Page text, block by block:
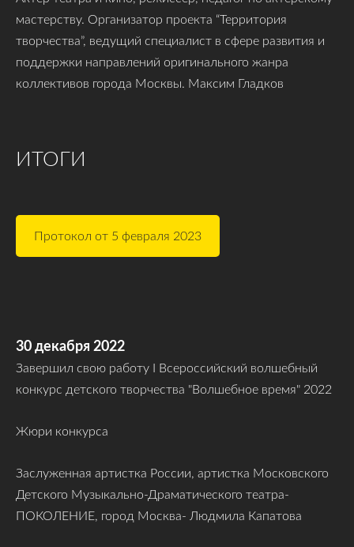
мастерству. Организатор проекта “Территория
творчества”, ведущий специалист в сфере развития и
поддержки направлений оригинального жанра
коллективов города Москвы. Максим Гладков
ИТОГИ
Протокол от 5 февраля 2023
30 декабря 2022
Завершил свою работу I Всероссийский волшебный
конкурс детского творчества "Волшебное время" 2022
Жюри конкурса
Заслуженная артистка России, артистка Московского
Детского Музыкально-Драматического театра-
ПОКОЛЕНИЕ, город Москва- Людмила Капатова